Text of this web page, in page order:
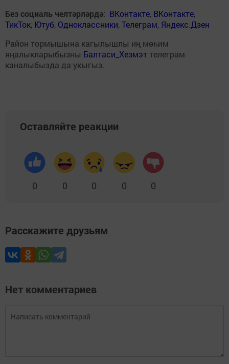
Без социаль челтәрләрдә: ВКонтакте, ВКонтакте,
ТикТок, Ютуб, Одноклассники,Телеграм, Яндекс.Дзен
Район тормышына кагылышлы иң мөһим
яңалыкларыбызны Балтаси_Хезмэт телеграм
каналыбызда да укыгыз.
Оставляйте реакции
0 0 0 0 0
Расскажите друзьям
Нет комментариев